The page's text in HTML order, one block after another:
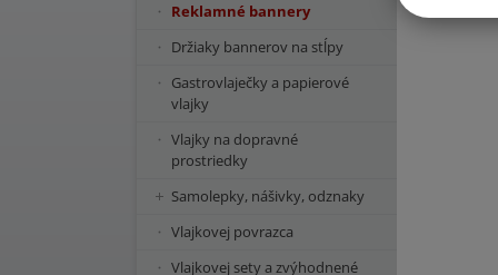
Reklamné bannery
Držiaky bannerov na stĺpy
Gastrovlaječky a papierové
vlajky
Vlajky na dopravné
prostriedky
Samolepky, nášivky, odznaky
Vlajkovej povrazca
Vlajkovej sety a zvýhodnené